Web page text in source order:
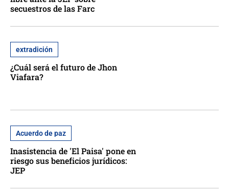
secuestros de las Farc
extradición
¿Cuál será el futuro de Jhon
Viafara?
Acuerdo de paz
Inasistencia de 'El Paisa' pone en
riesgo sus beneficios jurídicos:
JEP